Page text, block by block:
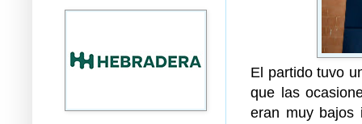
El partido tuvo
que las
eran muy bajos